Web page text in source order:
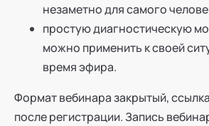
незаметно для самого
простую диагностическую
можно применить к своей
время эфира.
Формат вебинара закрытый,
после регистрации. Запись